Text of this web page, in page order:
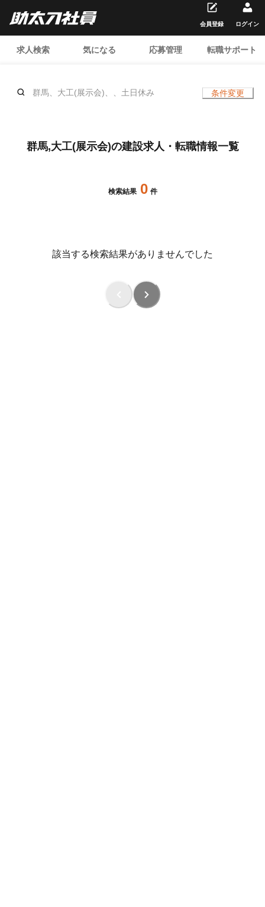
求人検索 気になる 応募管理 転職サポート
会員登録 ログイン
群馬、大工(展示会)、、土日休み 条件変更
群馬,大工(展示会)の建設求人・転職情報一覧
検索結果 0 件
該当する検索結果がありませんでした